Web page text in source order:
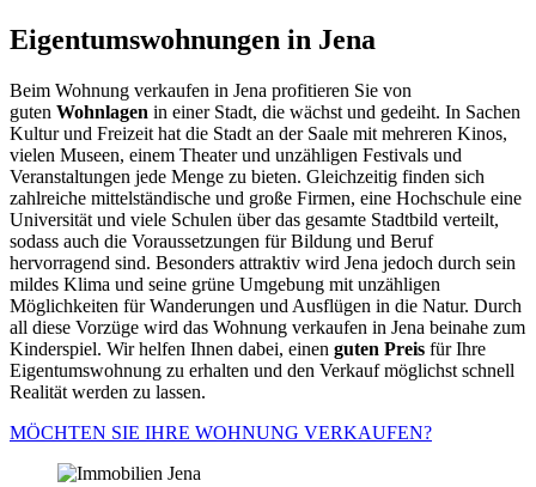
Eigentumswohnungen in Jena
Beim Wohnung verkaufen in Jena profitieren Sie von
guten Wohnlagen in einer Stadt, die wächst und gedeiht. In Sachen
Kultur und Freizeit hat die Stadt an der Saale mit mehreren Kinos,
vielen Museen, einem Theater und unzähligen Festivals und
Veranstaltungen jede Menge zu bieten. Gleichzeitig finden sich
zahlreiche mittelständische und große Firmen, eine Hochschule eine
Universität und viele Schulen über das gesamte Stadtbild verteilt,
sodass auch die Voraussetzungen für Bildung und Beruf
hervorragend sind. Besonders attraktiv wird Jena jedoch durch sein
mildes Klima und seine grüne Umgebung mit unzähligen
Möglichkeiten für Wanderungen und Ausflügen in die Natur. Durch
all diese Vorzüge wird das Wohnung verkaufen in Jena beinahe zum
Kinderspiel. Wir helfen Ihnen dabei, einen guten Preis für Ihre
Eigentumswohnung zu erhalten und den Verkauf möglichst schnell
Realität werden zu lassen.
MÖCHTEN SIE IHRE WOHNUNG VERKAUFEN?